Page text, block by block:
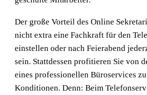
Der große Vorteil des Online
nicht extra eine Fachkraft für den
einstellen oder nach Feierabend
sein. Stattdessen profitieren Sie von
eines professionellen Büroservices
Konditionen. Denn: Beim